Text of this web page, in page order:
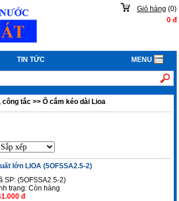
Giỏ hàng (0)
0đ
TIN TỨC MENU
công tắc >>Ổ cắm kéo dài Lioa
lớn LIOA (5OFSSA2.5-2)
SP: (5OFSSA2.5-2)
trạng:Còn hàng
đ